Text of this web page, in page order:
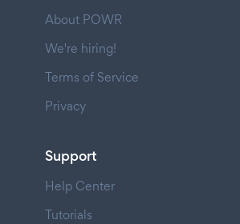
About POWR
We're hiring!
Terms of Service
Privacy
Support
Help Center
Tutorials